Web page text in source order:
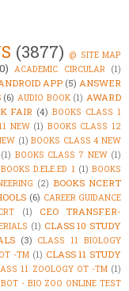
(3877) @ SITE MAP
ACADEMIC CIRCULAR (1)
APP (5) ANSWER
(6) AUDIO BOOK (1) AWARD
FAIR (4) BOOKS CLASS 1
NEW (1) BOOKS CLASS 12
(1) BOOKS CLASS 4 NEW
(1) BOOKS CLASS 7 NEW (1)
BOOKS D.ELE.ED 1 (1) BOOKS
(2) BOOKS NCERT
(6) CAREER GUIDANCE
(1)
CEO TRANSFER-
(1) CLASS 10 STUDY
(3) CLASS 11 BIOLOGY
-TM (1) CLASS 11 STUDY
11 ZOOLOGY OT -TM (1)
- BIO ZOO ONLINE TEST